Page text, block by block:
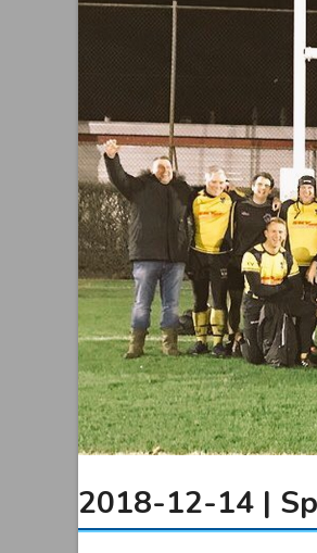
2018-12-14 |